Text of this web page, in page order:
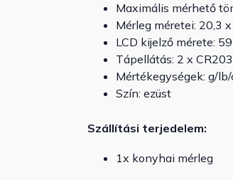
Maximális mérhető
Mérleg méretei: 20,3
LCD kijelző mérete:
Tápellátás: 2 x
Mértékegységek: g/
Szín: ezüst
Szállítási terjedelem:
1x konyhai mérleg